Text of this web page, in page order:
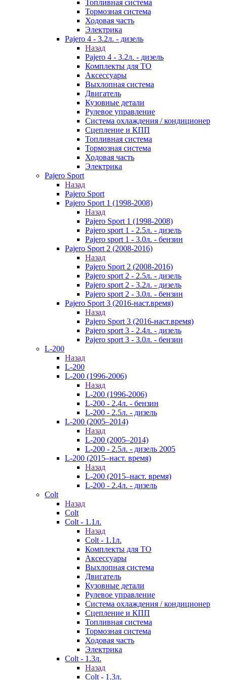
Топливная система
Тормозная система
Ходовая часть
Электрика
Pajero 4 - 3.2л. - дизель
Назад
Pajero 4 - 3.2л. - дизель
Комплекты для ТО
Аксессуары
Выхлопная система
Двигатель
Кузовные детали
Рулевое управление
Система охлаждения / кондиционер
Сцепление и КПП
Топливная система
Тормозная система
Ходовая часть
Электрика
Pajero Sport
Назад
Pajero Sport
Pajero Sport 1 (1998-2008)
Назад
Pajero Sport 1 (1998-2008)
Pajero sport 1 - 2.5л. - дизель
Pajero sport 1 - 3.0л. - бензин
Pajero Sport 2 (2008-2016)
Назад
Pajero Sport 2 (2008-2016)
Pajero sport 2 - 2.5л. - дизель
Pajero sport 2 - 3.2л. - дизель
Pajero sport 2 - 3.0л. - бензин
Pajero Sport 3 (2016-наст.время)
Назад
Pajero Sport 3 (2016-наст.время)
Pajero sport 3 - 2.4л. - дизель
Pajero sport 3 - 3.0л. - бензин
L-200
Назад
L-200
L-200 (1996-2006)
Назад
L-200 (1996-2006)
L-200 - 2.4л. - бензин
L-200 - 2.5л. - дизель
L-200 (2005–2014)
Назад
L-200 (2005–2014)
L-200 - 2.5л. - дизель 2005
L-200 (2015–наст. время)
Назад
L-200 (2015–наст. время)
L-200 - 2.4л. - дизель
Colt
Назад
Colt
Colt - 1.1л.
Назад
Colt - 1.1л.
Комплекты для ТО
Аксессуары
Выхлопная система
Двигатель
Кузовные детали
Рулевое управление
Система охлаждения / кондиционер
Сцепление и КПП
Топливная система
Тормозная система
Ходовая часть
Электрика
Colt - 1.3л.
Назад
Colt - 1.3л.